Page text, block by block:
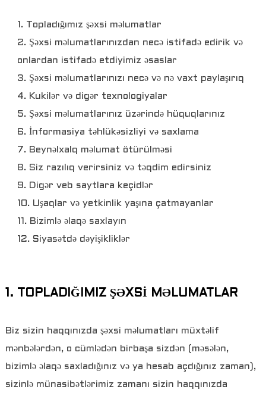
1. Topladığımız şəxsi məlumatlar
2. Şəxsi məlumatlarınızdan necə istifadə edirik və
onlardan istifadə etdiyimiz əsaslar
3. Şəxsi məlumatlarınızı necə və nə vaxt paylaşırıq
4. Kukilər və digər texnologiyalar
5. Şəxsi məlumatlarınız üzərində hüquqlarınız
6. İnformasiya təhlükəsizliyi və saxlama
7. Beynəlxalq məlumat ötürülməsi
8. Siz razılıq verirsiniz və təqdim edirsiniz
9. Digər veb saytlara keçidlər
10. Uşaqlar və yetkinlik yaşına çatmayanlar
11. Bizimlə əlaqə saxlayın
12. Siyasətdə dəyişikliklər
1. TOPLADIĞIMIZ ŞƏXSİ MƏLUMATLAR
Biz sizin haqqınızda şəxsi məlumatları müxtəlif
mənbələrdən, o cümlədən birbaşa sizdən (məsələn,
bizimlə əlaqə saxladığınız və ya hesab açdığınız zaman),
sizinlə münasibətlərimiz zamanı sizin haqqınızda